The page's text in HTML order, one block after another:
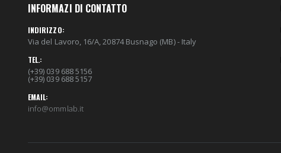
INFORMAZI DI CONTATTO
INDIRIZZO:
Via del Lavoro, 16/A, 20874 Busnago (MB) - Italy
TEL.:
(+39) 039 688 5156
(+39) 039 688 5157
EMAIL:
info@ommlab.it